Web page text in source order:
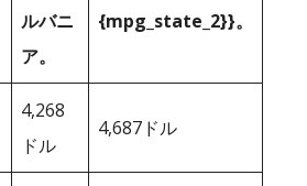
ルバニ
ア。
{mpg_state_2}}。
4,268
ドル
4,687ドル